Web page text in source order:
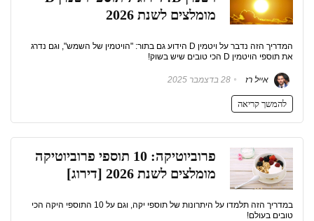
מומלצים לשנת 2026
המדריך הזה נדבר על ויטמין D הידוע גם בתור: "הויטמין של השמש", וגם נדרג
את תוספי הויטמין D הכי טובים שיש בשוק!
אייל רז 28 בדצמבר 2025
להמשך קריאה
פרוביוטיקה: 10 תוספי פרוביוטיקה
מומלצים לשנת 2026 [דירוג]
במדריך הזה תלמדו על היתרונות של תוספי יקה, וגם על 10 התוספי היקה הכי
טובים בעולם!